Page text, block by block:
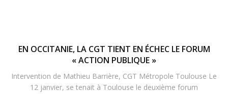
EN OCCITANIE, LA CGT TIENT EN ÉCHEC LE FORUM
« ACTION PUBLIQUE »
Intervention de Mathieu Barrière, CGT Métropole Toulouse Le
12 janvier, se tenait à Toulouse le deuxième forum